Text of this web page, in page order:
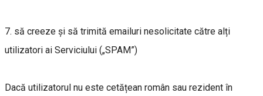
7. să creeze și să trimită emailuri nesolicitate către alți
utilizatori ai Serviciului („SPAM”)
Dacă utilizatorul nu este cetățean român sau rezident în